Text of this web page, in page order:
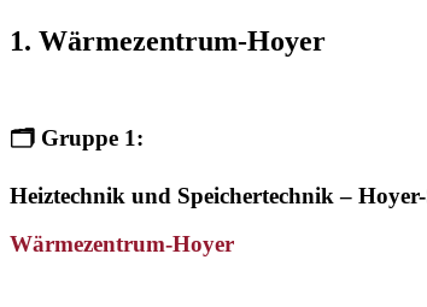
1. Wärmezentrum-Hoyer
🗂️ Gruppe 1:
Heiztechnik und Speichertechnik – Hoyer-
Wärmezentrum-Hoyer